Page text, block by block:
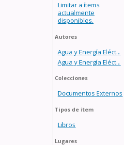
Limitar a ítems
actualmente
disponibles.
Autores
Agua y Energía Eléct...
Agua y Energía Eléct...
Colecciones
Documentos Externos
Tipos de ítem
Libros
Lugares